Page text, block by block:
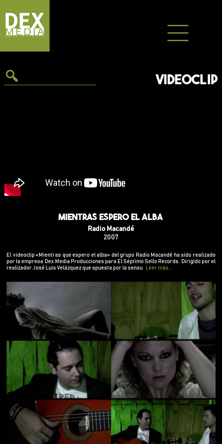
contenido
VIDEOCLIP
Mientras espero el alba
Radio Macandé
2007
El videoclip «Mientras que espero el alba» del grupo Radio Macandé ha sido realizado
por la empresa Dex Media Producciones para El Séptimo Sello Records. Dirigido por el
realizador José Luis Velázquez que apuesta por la sensu
Leer más...
El videoclip «Mientras que espero el alba» del
grupo Radio Macandé ha sido realizado por la
empresa Dex Media Producciones para El Séptimo
Velázquez que apuesta por la sensualidad y la
cercanía que inspira este tema musical.